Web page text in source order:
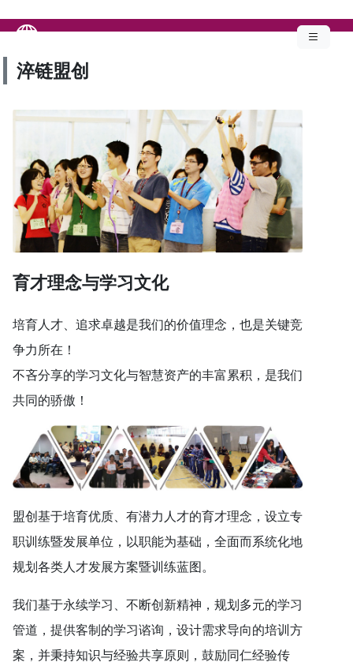
淬链盟创
育才理念与学习文化
培育人才、追求卓越是我们的价值理念，也是关键竞
争力所在！
不吝分享的学习文化与智慧资产的丰富累积，是我们
共同的骄傲！
盟创基于培育优质、有潜力人才的育才理念，设立专
职训练暨发展单位，以职能为基础，全面而系统化地
规划各类人才发展方案暨训练蓝图。
我们基于永续学习、不断创新精神，规划多元的学习
管道，提供客制的学习谘询，设计需求导向的培训方
案，并秉持知识与经验共享原则，鼓励同仁经验传